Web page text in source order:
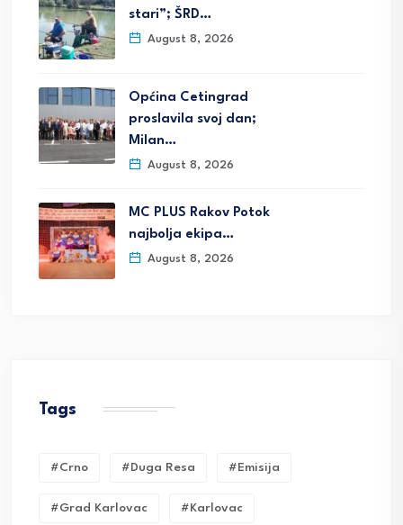
stari”; ŠRD…
August 8, 2026
Općina Cetingrad
proslavila svoj dan;
Milan…
August 8, 2026
MC PLUS Rakov Potok
najbolja ekipa…
August 8, 2026
Tags
#crno #duga Resa #emisija
#grad Karlovac #karlovac